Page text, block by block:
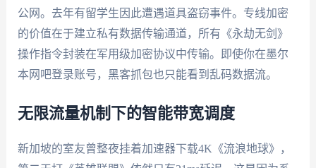
公网。去年有留学生因此遭遇道具盗窃事件。专线加密
的价值在于建立私有数据传输通道，所有《永劫无剑》
操作指令封装在军用级加密协议中传输。即使你在墨尔
本网吧登录账号，黑客抓包也只能看到乱码数据流。
无限流量机制下的智能带宽调度
新加坡的室友曾整夜挂着加速器下载4K《流浪地球》，